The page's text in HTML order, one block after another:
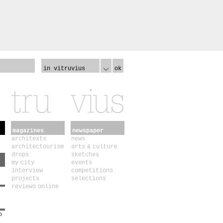
in vitruvius ok
magazines
architexts
architectourism
drops
my city
interview
projects
reviews online
newspaper
news
arts & culture
sketches
events
competitions
selections